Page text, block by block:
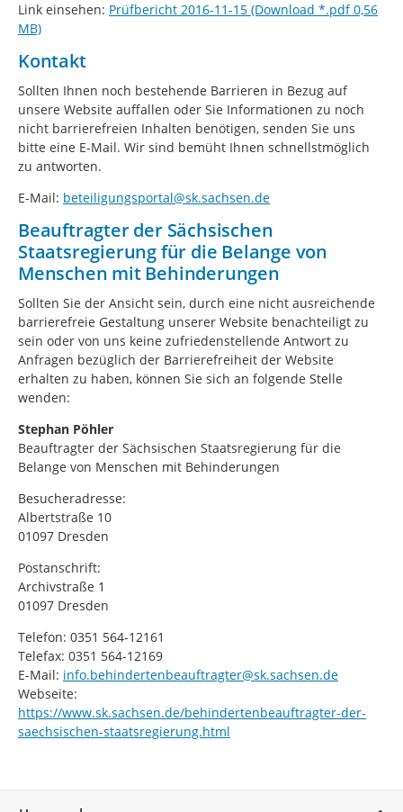
Link einsehen: Prüfbericht 2016-11-15 (Download *.pdf 0,56
MB)
Kontakt
Sollten Ihnen noch bestehende Barrieren in Bezug auf
unsere Website auffallen oder Sie Informationen zu noch
nicht barrierefreien Inhalten benötigen, senden Sie uns
bitte eine E-Mail. Wir sind bemüht Ihnen schnellstmöglich
zu antworten.
E-Mail: beteiligungsportal@sk.sachsen.de
Beauftragter der Sächsischen
Staatsregierung für die Belange von
Menschen mit Behinderungen
Sollten Sie der Ansicht sein, durch eine nicht ausreichende
barrierefreie Gestaltung unserer Website benachteiligt zu
sein oder von uns keine zufriedenstellende Antwort zu
Anfragen bezüglich der Barrierefreiheit der Website
erhalten zu haben, können Sie sich an folgende Stelle
wenden:
Stephan Pöhler
Beauftragter der Sächsischen Staatsregierung für die
Belange von Menschen mit Behinderungen
Besucheradresse:
Albertstraße 10
01097 Dresden
Postanschrift:
Archivstraße 1
01097 Dresden
Telefon: 0351 564-12161
Telefax: 0351 564-12169
E-Mail: info.behindertenbeauftragter@sk.sachsen.de
Webseite:
https://www.sk.sachsen.de/behindertenbeauftragter-der-
saechsischen-staatsregierung.html